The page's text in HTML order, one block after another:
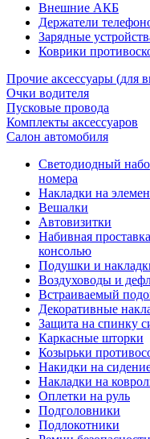
Внешние АКБ
Держатели
Зарядные
Коврики
Прочие аксессуары (для
Очки водителя
Пусковые провода
Комплекты аксессуаров
Салон автомобиля
Светодиодный
номера
Накладки на
Вешалки
Автовизитки
Набивная
консолью
Подушки и
Воздуховоды и
Встраиваемый
Декоративные
Защита на спинку
Каркасные шторки
Козырьки
Накидки на
Накладки на
Оплетки на руль
Подголовники
Подлокотники